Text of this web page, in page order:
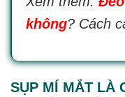
không? Cách
SỤP MÍ MẮT LÀ